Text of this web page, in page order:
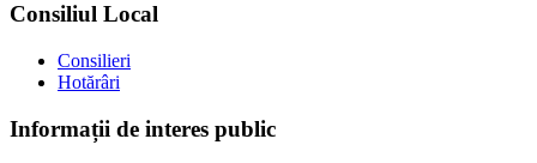
Consiliul Local
Consilieri
Hotărâri
Informații de interes public